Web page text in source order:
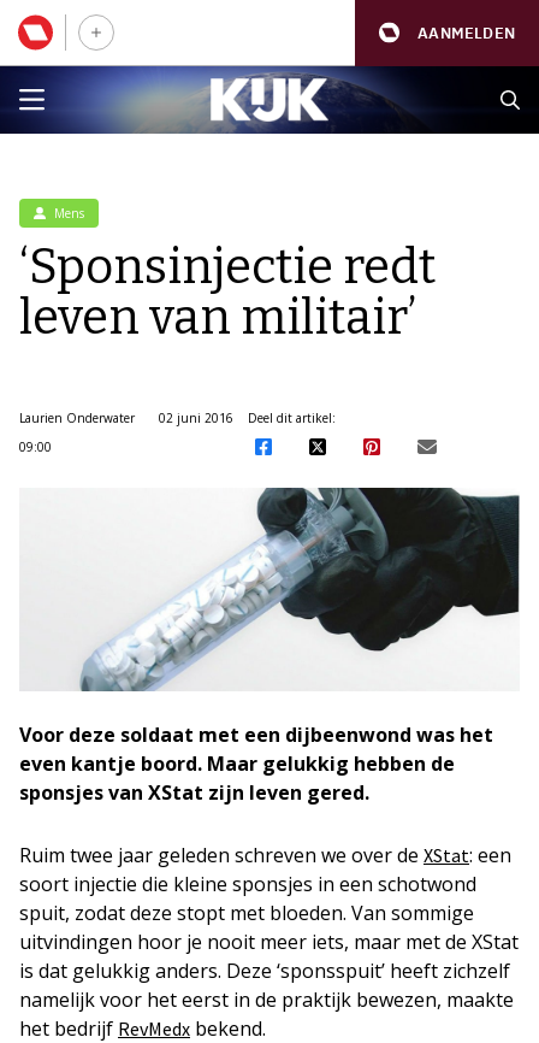
AANMELDEN
Mens
‘Sponsinjectie redt
leven van militair’
Laurien Onderwater
02 juni 2016
09:00
Deel dit artikel:
Voor deze soldaat met een dijbeenwond was het
even kantje boord. Maar gelukkig hebben de
sponsjes van XStat zijn leven gered.
Ruim twee jaar geleden schreven we over de XStat: een
soort injectie die kleine sponsjes in een schotwond
spuit, zodat deze stopt met bloeden. Van sommige
uitvindingen hoor je nooit meer iets, maar met de XStat
is dat gelukkig anders. Deze ‘sponsspuit’ heeft zichzelf
namelijk voor het eerst in de praktijk bewezen, maakte
het bedrijf RevMedx bekend.